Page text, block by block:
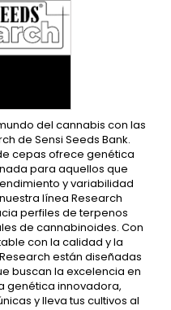
del cannabis con las
de Sensi Seeds Bank.
cepas ofrece genética
para aquellos que
y variabilidad
línea Research
perfiles de terpenos
de cannabinoides. Con
con la calidad y la
están diseñadas
buscan la excelencia en
genética innovadora,
y lleva tus cultivos al